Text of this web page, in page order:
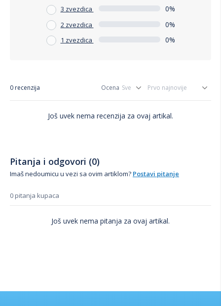
3 zvezdica 0%
2 zvezdica 0%
1 zvezdica 0%
0 recenzija Ocena
Još uvek nema recenzija za ovaj artikal.
Pitanja i odgovori (0)
Imaš nedoumicu u vezi sa ovim artiklom? Postavi pitanje
0 pitanja kupaca
Još uvek nema pitanja za ovaj artikal.